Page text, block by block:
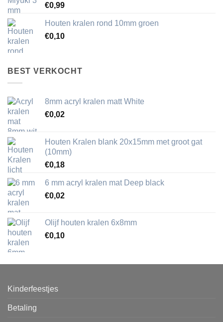
€0,99
Houten kralen rond 10mm groen
€0,10
BEST VERKOCHT
8mm acryl kralen matt White
€0,02
Houten Kralen blank 20x15mm met groot gat
(10mm)
€0,18
6 mm acryl kralen mat Deep black
€0,02
Olijf houten kralen 6x8mm
€0,10
Kinderfeestjes
Betaling